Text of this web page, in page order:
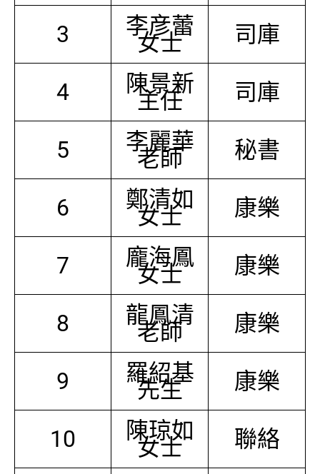
3 李彦蕾
女士 司庫
4 陳景新
主任 司庫
5 李麗華
老師 秘書
6 鄭清如
女士 康樂
7 龐海鳳
女士 康樂
8 龍鳳清
老師 康樂
9 羅紹基
先生 康樂
10 陳琼如
女士 聯絡